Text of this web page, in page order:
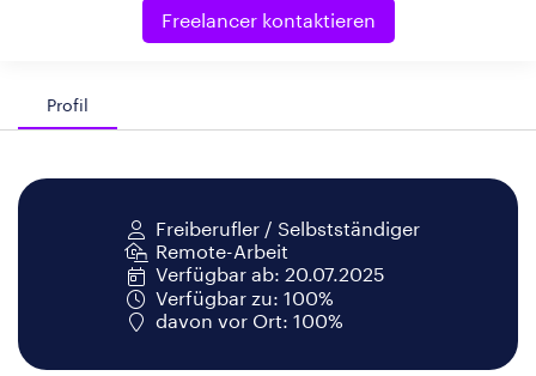
Freelancer kontaktieren
Profil
Freiberufler / Selbstständiger
Remote-Arbeit
Verfügbar ab: 20.07.2025
Verfügbar zu: 100%
davon vor Ort: 100%